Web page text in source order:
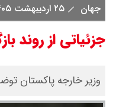
قیمت نفت
جهان ۲۵ اردیبهشت ۱۴۰۵
جزئیاتی از روند بازگشت ۲۰ ملوان
وزیر خارجه پاکستان توضیحاتی را در